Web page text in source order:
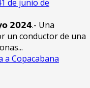
1 de junio de
𝟮𝟬𝟮𝟰.- Una
un conductor de una
Copacabana